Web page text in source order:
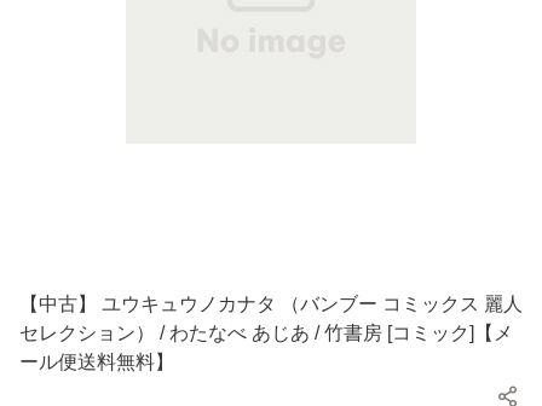
【中古】 ユウキュウノカナタ （バンブー コミックス 麗人
セレクション） / わたなべ あじあ / 竹書房 [コミック]【メ
ール便送料無料】